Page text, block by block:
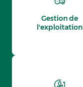
Gestion de
l'exploitation